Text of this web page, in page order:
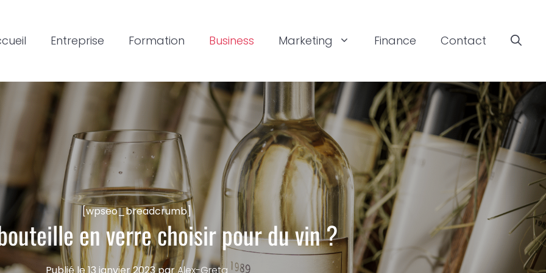
Entreprise Formation Business Marketing Finance Contact
[wpseo_breadcrumb]
en verre choisir pour du vin ?
Publié le13 janvier 2023parAlex-Greta